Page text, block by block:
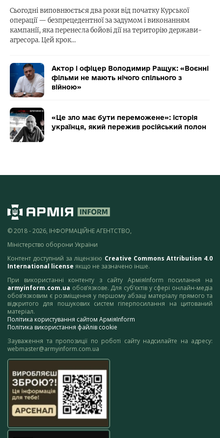
Сьогодні виповнюється два роки від початку Курської
операції — безпрецедентної за задумом і виконанням
кампанії, яка перенесла бойові дії на територію держави-
агресора. Цей крок…
Актор і офіцер Володимир Ращук: «Воєнні
фільми не мають нічого спільного з
війною»
«Це зло має бути переможене»: історія
українця, який пережив російський полон
© 2018 - 2026, ІНФОРМАЦІЙНЕ АГЕНТСТВО,
Міністерство оборони України
Контент доступний за ліцензією Creative Commons Attribution 4.0
International license якщо не зазначено інше.
При використанні контенту з сайту АрміяInform посилання на
armyinform.com.ua обов’язкове. Для суб’єктів у сфері онлайн-медіа
обов’язковим є розміщення у першому абзаці матеріалу прямого та
відкритого для пошукових систем гіперпосилання на цитований
матеріал.
Політика користування сайтом АрміяInform
Політика використання файлів cookie
Зауваження та пропозиції по роботі сайту надсилайте на адресу:
webmaster@armyinform.com.ua